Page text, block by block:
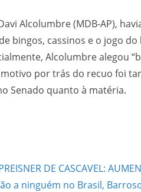
Alcolumbre (MDB-AP),
bingos, cassinos e o jogo
Alcolumbre alegou
por trás do recuo foi
Senado quanto à matéria.
DE CASCAVEL:
a ninguém no Brasil,